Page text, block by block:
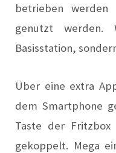
betrieben werden
genutzt werden.
Basisstation,
Über eine extra
dem Smartphone
Taste der
gekoppelt. Mega